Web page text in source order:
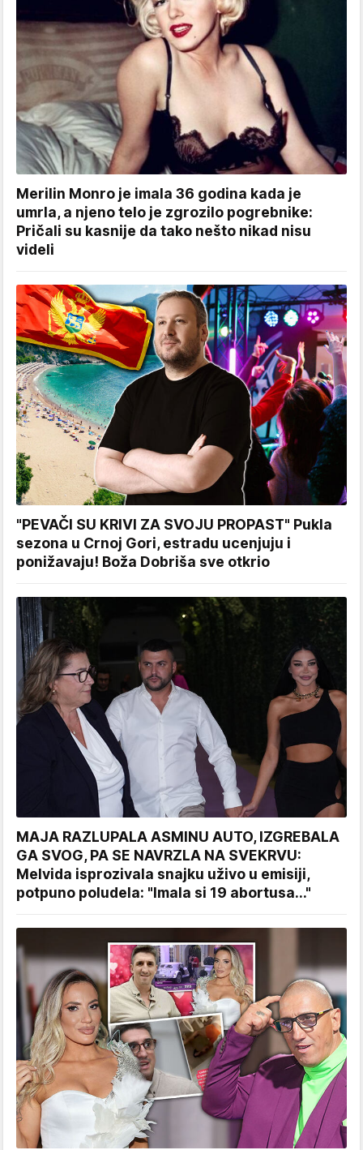
Merilin Monro je imala 36 godina kada je
umrla, a njeno telo je zgrozilo pogrebnike:
Pričali su kasnije da tako nešto nikad nisu
videli
"PEVAČI SU KRIVI ZA SVOJU PROPAST" Pukla
sezona u Crnoj Gori, estradu ucenjuju i
ponižavaju! Boža Dobriša sve otkrio
MAJA RAZLUPALA ASMINU AUTO, IZGREBALA
GA SVOG, PA SE NAVRZLA NA SVEKRVU:
Melvida isprozivala snajku uživo u emisiji,
potpuno poludela: "Imala si 19 abortusa..."